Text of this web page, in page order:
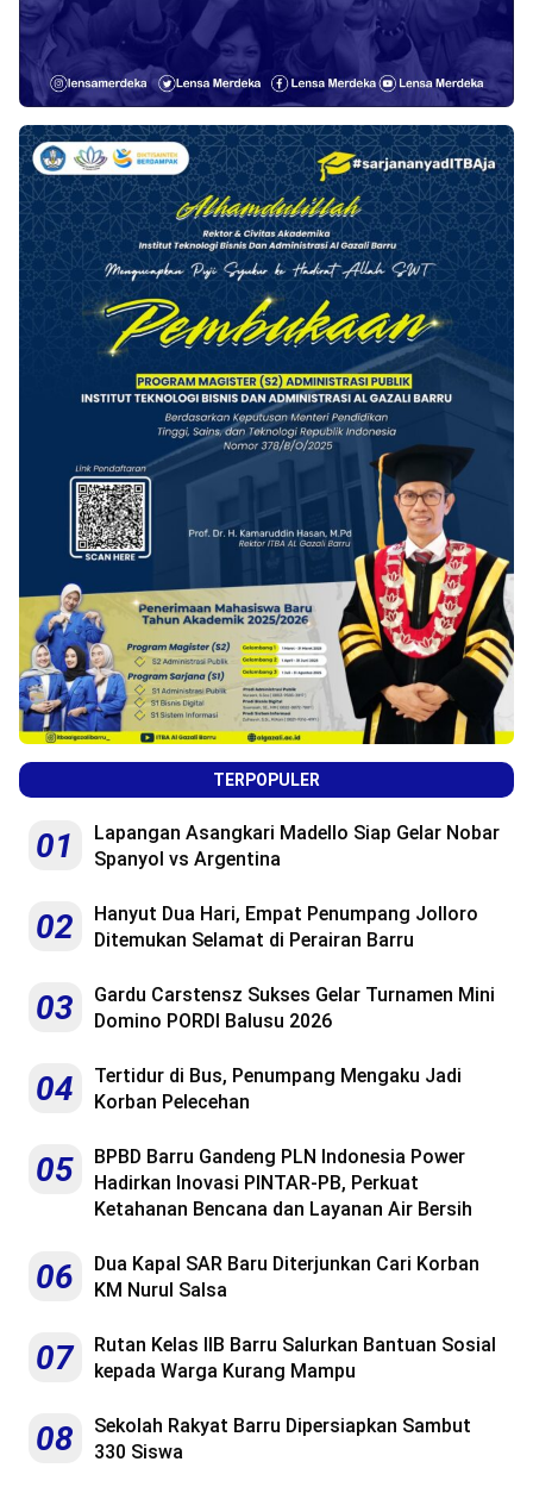
TERPOPULER
01
Lapangan Asangkari Madello Siap Gelar Nobar
Spanyol vs Argentina
02
Hanyut Dua Hari, Empat Penumpang Jolloro
Ditemukan Selamat di Perairan Barru
03
Gardu Carstensz Sukses Gelar Turnamen Mini
Domino PORDI Balusu 2026
04
Tertidur di Bus, Penumpang Mengaku Jadi
Korban Pelecehan
05
BPBD Barru Gandeng PLN Indonesia Power
Hadirkan Inovasi PINTAR-PB, Perkuat
Ketahanan Bencana dan Layanan Air Bersih
06
Dua Kapal SAR Baru Diterjunkan Cari Korban
KM Nurul Salsa
07
Rutan Kelas IIB Barru Salurkan Bantuan Sosial
kepada Warga Kurang Mampu
08
Sekolah Rakyat Barru Dipersiapkan Sambut
330 Siswa